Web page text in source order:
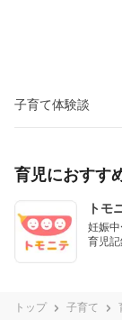
子育て体験談
育児におすす
トモ
妊娠中
育児
トップ 子育て